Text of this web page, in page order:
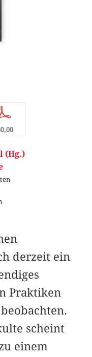
(Hg.)
derzeit ein
Prak­tiken
scheint
einem